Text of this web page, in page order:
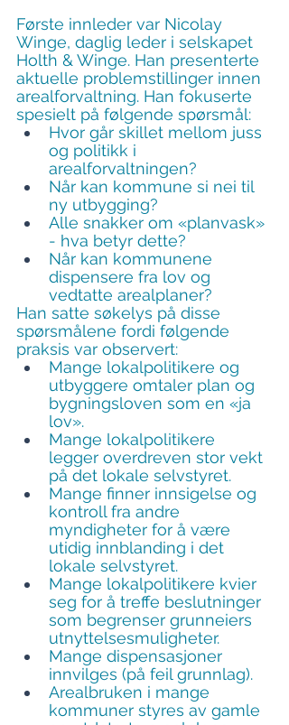
Første innleder var Nicolay
Winge, daglig leder i selskapet
Holth & Winge. Han presenterte
aktuelle problemstillinger innen
arealforvaltning. Han fokuserte
spesielt på følgende spørsmål:
Hvor går skillet mellom juss
og politikk i
arealforvaltningen?
Når kan kommune si nei til
ny utbygging?
Alle snakker om «planvask»
- hva betyr dette?
Når kan kommunene
dispensere fra lov og
vedtatte arealplaner?
Han satte søkelys på disse
spørsmålene fordi følgende
praksis var observert:
Mange lokalpolitikere og
utbyggere omtaler plan og
bygningsloven som en «ja
lov».
Mange lokalpolitikere
legger overdreven stor vekt
på det lokale selvstyret.
Mange finner innsigelse og
kontroll fra andre
myndigheter for å være
utidig innblanding i det
lokale selvstyret.
Mange lokalpolitikere kvier
seg for å treffe beslutninger
som begrenser grunneiers
utnyt­telses­­muligheter.
Mange dispensasjoner
innvilges (på feil grunnlag).
Arealbruken i mange
kommuner styres av gamle